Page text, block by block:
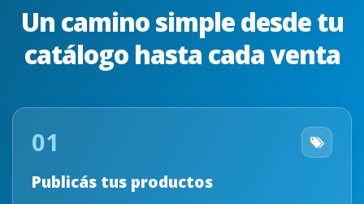
Un camino simple desde tu
catálogo hasta cada venta
01
Publicás tus productos